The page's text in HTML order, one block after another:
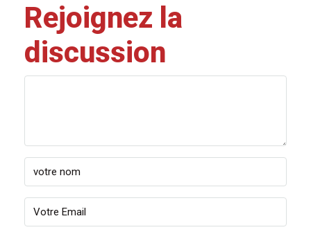
Rejoignez la
discussion